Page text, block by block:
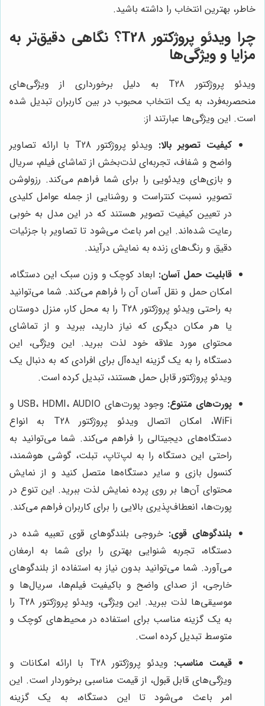
خاطر، بهترین انتخاب را داشته باشید.
چرا ویدئو پروژکتور T28؟ نگاهی دقیق‌تر به
مزایا و ویژگی‌ها
ویدئو پروژکتور T28 به دلیل برخورداری از ویژگی‌های
منحصربه‌فرد، به یک انتخاب محبوب در بین کاربران تبدیل شده
است. این ویژگی‌ها عبارتند از:
کیفیت تصویر بالا:
ویدئو پروژکتور T28 با ارائه تصاویر
واضح و شفاف، تجربه‌ای لذت‌بخش از تماشای فیلم، سریال
و بازی‌های ویدئویی را برای شما فراهم می‌کند. رزولوشن
تصویر، نسبت کنتراست و روشنایی از جمله عوامل کلیدی
در تعیین کیفیت تصویر هستند که در این مدل به خوبی
رعایت شده‌اند. این امر باعث می‌شود تا تصاویر با جزئیات
دقیق و رنگ‌های زنده به نمایش درآیند.
قابلیت حمل آسان: ابعاد کوچک و وزن سبک این دستگاه،
امکان حمل و نقل آسان آن را فراهم می‌کند. شما می‌توانید
به راحتی ویدئو پروژکتور T28 را به محل کار، منزل دوستان
یا هر مکان دیگری که نیاز دارید، ببرید و از تماشای
محتوای مورد علاقه خود لذت ببرید. این ویژگی، این
دستگاه را به یک گزینه ایده‌آل برای افرادی که به دنبال یک
ویدئو پروژکتور قابل حمل هستند، تبدیل کرده است.
پورت‌های متنوع:
وجود پورت‌های USB، HDMI، AUDIO و
WiFi، امکان اتصال ویدئو پروژکتور T28 به انواع
دستگاه‌های دیجیتالی را فراهم می‌کند. شما می‌توانید به
راحتی این دستگاه را به لپ‌تاپ، تبلت، گوشی هوشمند،
کنسول بازی و سایر دستگاه‌ها متصل کنید و از نمایش
محتوای آن‌ها بر روی پرده نمایش لذت ببرید. این تنوع در
پورت‌ها، انعطاف‌پذیری بالایی را برای کاربران فراهم می‌کند.
بلندگوهای قوی: خروجی بلندگوهای قوی تعبیه شده در
دستگاه، تجربه شنوایی بهتری را برای شما به ارمغان
می‌آورد. شما می‌توانید بدون نیاز به استفاده از بلندگوهای
خارجی، از صدای واضح و باکیفیت فیلم‌ها، سریال‌ها و
موسیقی‌ها لذت ببرید. این ویژگی، ویدئو پروژکتور T28 را
به یک گزینه مناسب برای استفاده در محیط‌های کوچک و
متوسط تبدیل کرده است.
قیمت مناسب:
ویدئو پروژکتور T28 با ارائه امکانات و
ویژگی‌های قابل قبول، از قیمت مناسبی برخوردار است. این
امر باعث می‌شود تا این دستگاه، به یک گزینه